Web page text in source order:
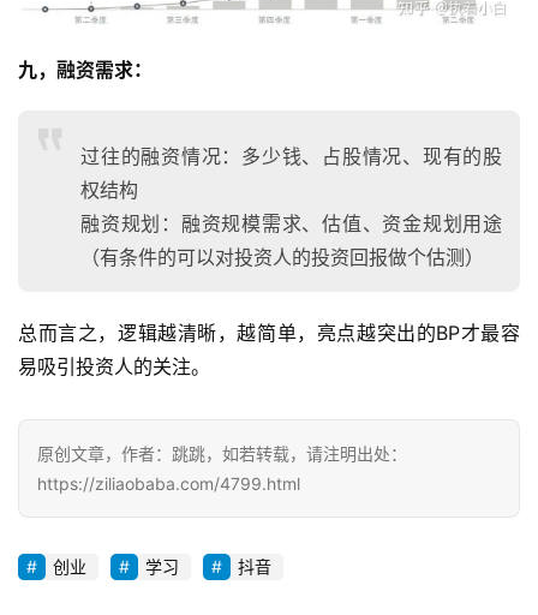
九，融资需求：
过往的融资情况：多少钱、占股情况、现有的股
权结构
融资规划：融资规模需求、估值、资金规划用途
（有条件的可以对投资人的投资回报做个估测）
总而言之，逻辑越清晰，越简单，亮点越突出的BP才最容
易吸引投资人的关注。
原创文章，作者：跳跳，如若转载，请注明出处：
https://ziliaobaba.com/4799.html
创业 学习 抖音